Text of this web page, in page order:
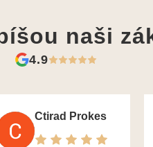
naši
4.9
Ctirad Prokes